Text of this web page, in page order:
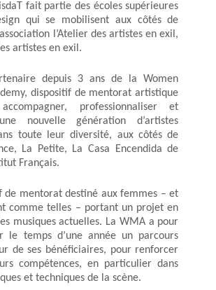
fait partie des écoles supérieures
qui se mobilisent aux côtés de
l’Atelier des artistes en exil,
artistes en exil.
depuis 3 ans de la Women
dispositif de mentorat artistique
professionnaliser et
nouvelle génération d’artistes
toute leur diversité, aux côtés de
La Petite, La Casa Encendida de
Français.
de mentorat destiné aux femmes – et
comme telles – portant un projet en
musiques actuelles. La WMA a pour
le temps d’une année un parcours
de ses bénéficiaires, pour renforcer
compétences, en particulier dans
et techniques de la scène.